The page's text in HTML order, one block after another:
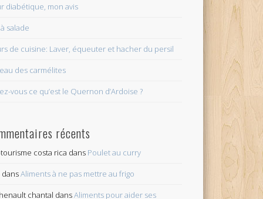
diabétique, mon avis
salade
de cuisine: Laver, équeuter et hacher du persil
des carmélites
vous ce qu’est le Quernon d’Ardoise ?
récents
costa rica dans Poulet au curry
dansAliments à ne pas mettre au frigo
chantal dansAliments pour aider ses